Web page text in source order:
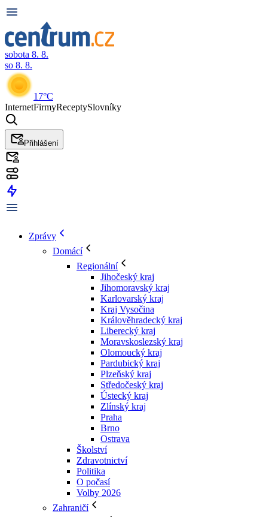
sobota 8. 8.
so 8. 8.
17°C
InternetFirmyReceptySlovníky
Přihlášení
Zprávy
Domácí
Regionální
Jihočeský kraj
Jihomoravský kraj
Karlovarský kraj
Kraj Vysočina
Králověhradecký kraj
Liberecký kraj
Moravskoslezský kraj
Olomoucký kraj
Pardubický kraj
Plzeňský kraj
Středočeský kraj
Ústecký kraj
Zlínský kraj
Praha
Brno
Ostrava
Školství
Zdravotnictví
Politika
O počasí
Volby 2026
Zahraničí